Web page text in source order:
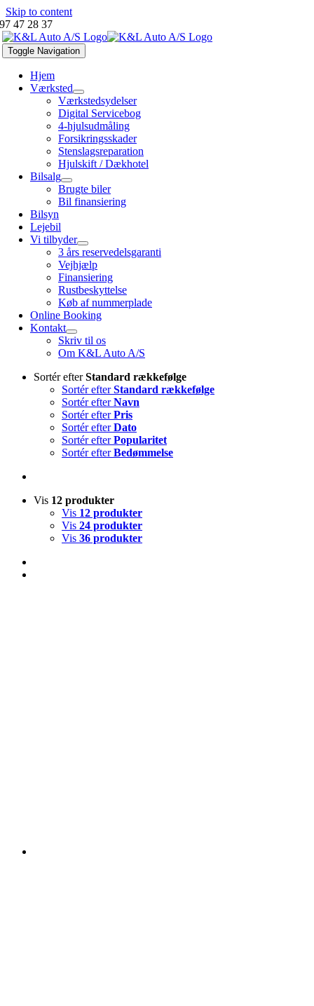
Skip to content
97 47 28 37
Toggle Navigation
Hjem
Værksted
Værkstedsydelser
Digital Servicebog
4-hjulsudmåling
Forsikringsskader
Stenslagsreparation
Hjulskift / Dækhotel
Bilsalg
Brugte biler
Bil finansiering
Bilsyn
Lejebil
Vi tilbyder
3 års reservedelsgaranti
Vejhjælp
Finansiering
Rustbeskyttelse
Køb af nummerplade
Online Booking
Kontakt
Skriv til os
Om K&L Auto A/S
Sortér efterStandard rækkefølge
Sortér efterStandard rækkefølge
Sortér efterNavn
Sortér efterPris
Sortér efterDato
Sortér efterPopularitet
Sortér efterBedømmelse
Vis 12 produkter
Vis 12 produkter
Vis 24 produkter
Vis 36 produkter